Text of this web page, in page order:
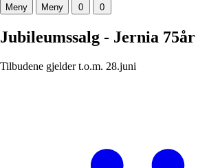
Meny Meny
Jubileumssalg - Jernia 75år
Tilbudene gjelder t.o.m. 28.juni